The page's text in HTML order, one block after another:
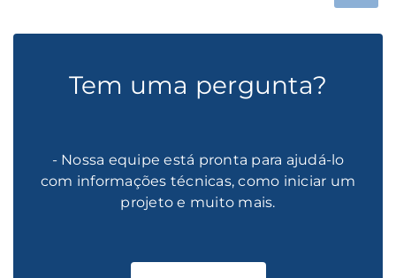
Tem uma pergunta?
- Nossa equipe está pronta para ajudá-lo
com informações técnicas, como iniciar um
projeto e muito mais.